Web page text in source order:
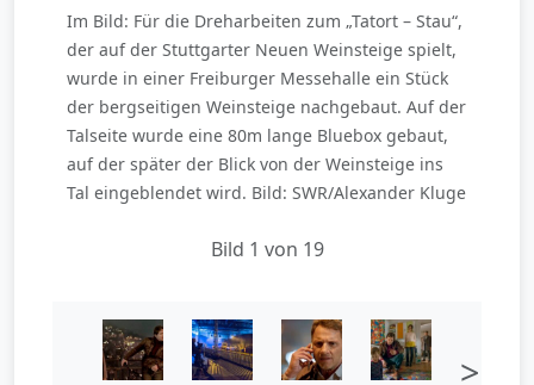
Im Bild: Für die Dreharbeiten zum „Tatort – Stau“,
der auf der Stuttgarter Neuen Weinsteige spielt,
wurde in einer Freiburger Messehalle ein Stück
der bergseitigen Weinsteige nachgebaut. Auf der
Talseite wurde eine 80m lange Bluebox gebaut,
auf der später der Blick von der Weinsteige ins
Tal eingeblendet wird. Bild: SWR/Alexander Kluge
Bild 1 von 19
>